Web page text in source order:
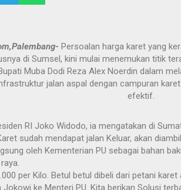
Persoalan harga karet yang
di Sumsel, kini mulai menemukan titik
Muba Dodi Reza Alex Noerdin dalam
jalan aspal dengan campuran
efektif.
RI Joko Widodo, ia mengatakan di
sudah mendapat jalan Keluar, akan
oleh Kementerian PU sebagai bahan
per Kilo. Betul betul dibeli dari petani karet
Jokowi ke Menteri PU. Kita berikan Solusi